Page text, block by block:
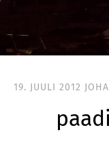
19. JUULI 2012